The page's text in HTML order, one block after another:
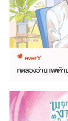
everY
ทดลองอ่าน เขตห้